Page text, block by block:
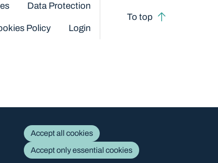
Accept all cookies
Accept only essential cookies
Data Protection
Policy Login
To top